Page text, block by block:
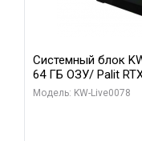
Системный блок
64 ГБ ОЗУ/ Palit
GDDR7 256bit 3xDP
Модель: KW-Live0078